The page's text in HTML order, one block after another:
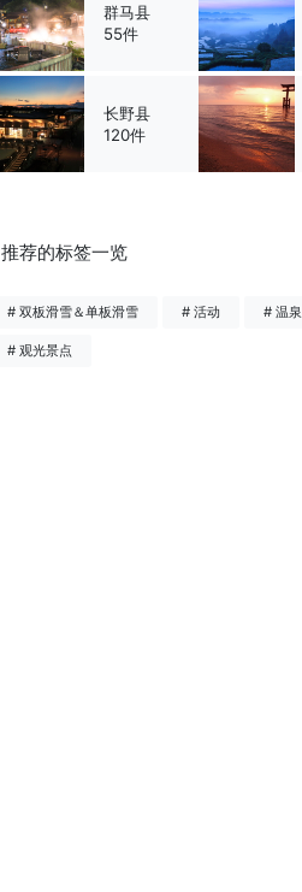
群马县
55件
长野县
120件
推荐的标签一览
# 双板滑雪＆单板滑雪 # 活动 # 温泉
# 观光景点